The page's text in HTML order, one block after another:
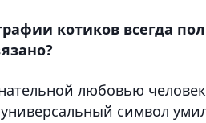
котиков всегда
любовью
символ